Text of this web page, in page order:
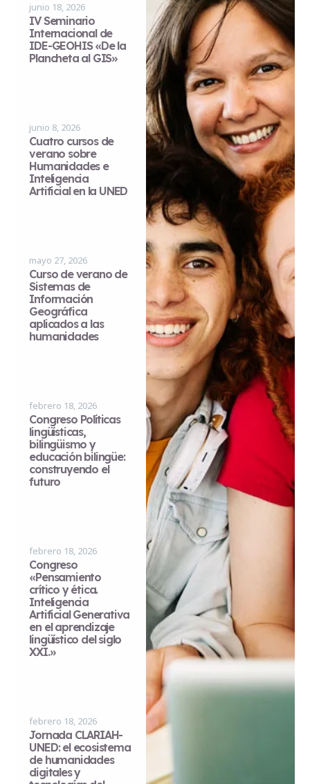
junio 18, 2026
IV Seminario
Internacional de
IDE-GEOHIS «De la
Plancheta al GIS»
junio 8, 2026
Cuatro cursos de
verano sobre
Humanidades e
Inteligencia
Artificial en la UNED
mayo 27, 2026
Curso de verano de
Sistemas de
Información
Geográfica
aplicados a las
humanidades
febrero 18, 2026
Congreso Políticas
lingüísticas,
bilingüismo y
educación bilingüe:
construyendo el
futuro
febrero 18, 2026
Congreso
«Pensamiento
crítico y ética.
Inteligencia
Artificial Generativa
en el aprendizaje
lingüístico del siglo
XXI.»
febrero 18, 2026
Jornada CLARIAH-
UNED: el ecosistema
de humanidades
digitales y